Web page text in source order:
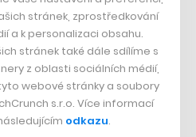
to o sobě jen on sám. Trailer
antihrdinou se předvedl
– a nejenže představil jeho
& Wolverine ), podle
vůbec nejsledovanější
, protože nasbíral 365
stránek, zprostředkování
a k personalizaci obsahu.
stránek také dále sdílíme s
z oblasti sociálních médií,
webové stránky a soubory
s.r.o. Více informací
odkazu.